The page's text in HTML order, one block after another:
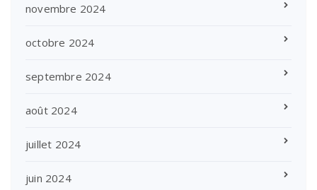
novembre 2024
octobre 2024
septembre 2024
août 2024
juillet 2024
juin 2024